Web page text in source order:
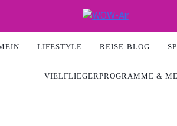
LIFESTYLE REISE-BLOG
VIELFLIEGERPROGRAMME &